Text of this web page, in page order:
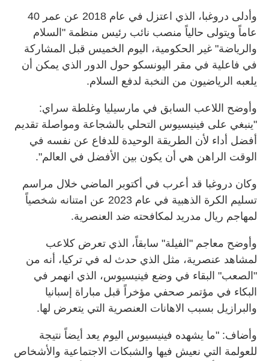
وأدلى دروغبا، الذي اعتزل في عام 2018 عن عمر 40
عاماً ويتولى حالياً منصب نائب رئيس منظمة "السلام
والرياضة" غير الحكومية، اليوم الخميس قبل المشاركة
في فاعلية في مقر اليونسكو حول الدور الذي يمكن أن
يلعبه الرياضيون من النخبة لدفع السلام.
وأوضح اللاعب السابق في مارسيليا وغلطة سراي:
"ينبغي على فينيسيوس التحلي بالشجاعة ومواصلة تقديم
أفضل أداء لأن الطريقة الوحيدة للدفاع عن نفسه في
الوقت الراهن هي أن يكون بين الأفضل في العالم".
وكان دروغبا قد أعرب في أكتوبر الماضي خلال مراسم
تسليم الكرة الذهبية في عام 2023 عن امتنانه شخصياً
لمهاجم ريال مدريد لمكافحته ضد العنصرية.
وأوضح معاجم "الفيلة" سابقاً، الذي تعرض كلاعب
لمشاهد عنصرية، مثل الذي حدث له في تركيا، أنه من
"الصعب" البقاء في وضع فينيسيوس، الذي انهمر في
البكاء في مؤتمر صحفي مؤخراً قبل مباراة إسبانيا
والبرازيل بسبب الاهانات العنصرية التي يتعرض لها.
وأضاف: "ما يشهده فينيسيوس اليوم يعد أيضاً نتيجة
للعولمة التي نعيش فيها والشبكات الاجتماعية والأشخاص